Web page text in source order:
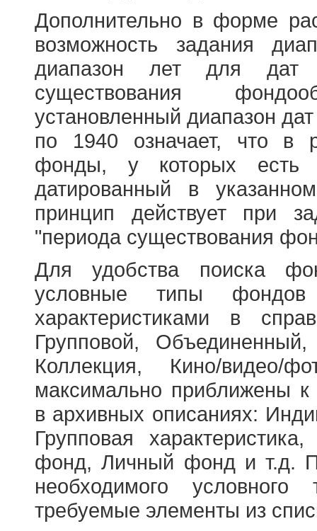
Дополнительно в форме
возможность задания
диапазон лет для
существования
установленный диапазон
по 1940 означает, что в
фонды, у которых есть
датированный в
принцип действует при
"периода существования
Для удобства поиска
условные типы
характеристиками в
Групповой,
Коллекция, Кино/
максимально приближены
в архивных описаниях:
Групповая
фонд, Личный фонд и т.д.
необходимого
требуемые элементы из